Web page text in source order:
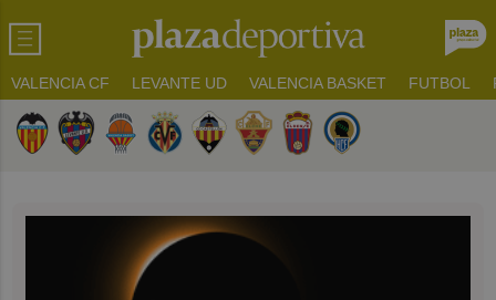
VALENCIA CF LEVANTE UD VALENCIA BASKET FUTBOL